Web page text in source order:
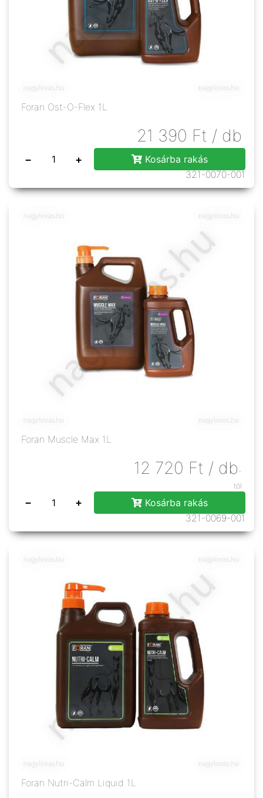
Foran Ost-O-Flex 1L
21 390 Ft / db
− +
Kosárba rakás
321-0070-001
Foran Muscle Max 1L
12 720 Ft / db -
tól
− +
Kosárba rakás
321-0069-001
Foran Nutri-Calm Liquid 1L